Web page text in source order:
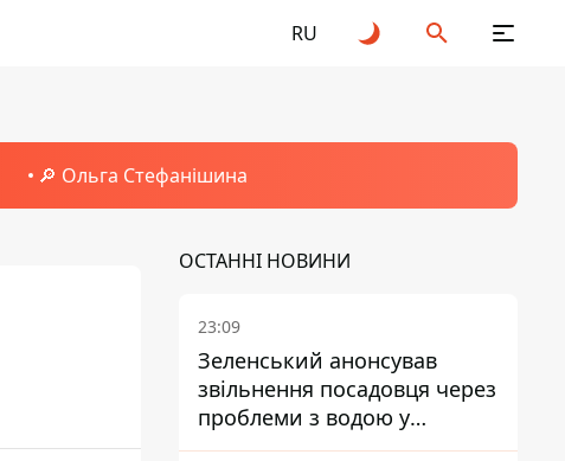
RU
🔎 Ольга Стефанішина
ОСТАННІ НОВИНИ
23:09
Зеленський анонсував
звільнення посадовця через
проблеми з водою у
Марганці